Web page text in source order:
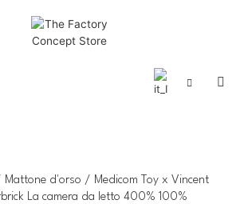
Mattone d'orso / Medicom Toy x Vincent
La camera da letto 400% 100%